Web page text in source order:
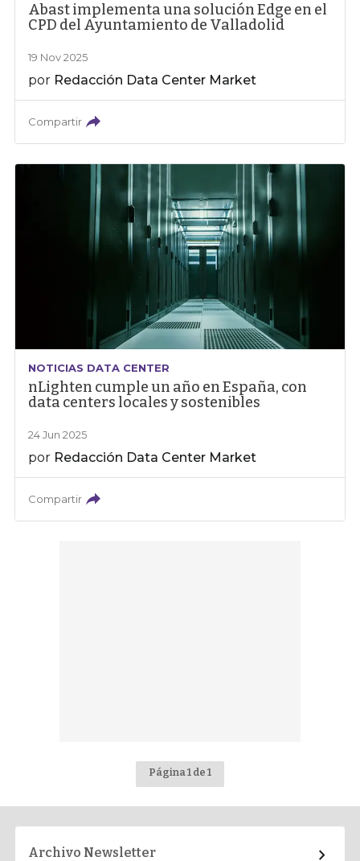
Abast implementa una solución Edge en el
CPD del Ayuntamiento de Valladolid
19 Nov 2025
por Redacción Data Center Market
Compartir
NOTICIAS DATA CENTER
nLighten cumple un año en España, con
data centers locales y sostenibles
24 Jun 2025
por Redacción Data Center Market
Compartir
Página 1 de 1
Archivo Newsletter